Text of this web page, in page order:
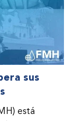
sus
está